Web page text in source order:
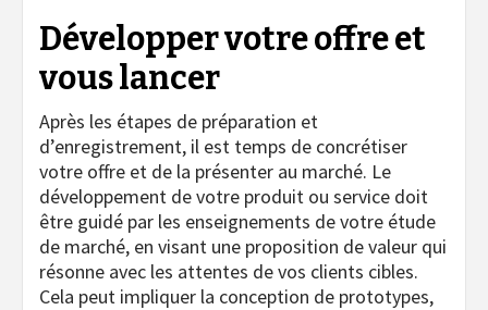
Développer votre offre et
vous lancer
Après les étapes de préparation et
d’enregistrement, il est temps de concrétiser
votre offre et de la présenter au marché. Le
développement de votre produit ou service doit
être guidé par les enseignements de votre étude
de marché, en visant une proposition de valeur qui
résonne avec les attentes de vos clients cibles.
Cela peut impliquer la conception de prototypes,